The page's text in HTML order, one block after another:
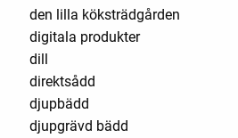
den lilla köksträdgården
digitala produkter
dill
direktsådd
djupbädd
djupgrävd bädd